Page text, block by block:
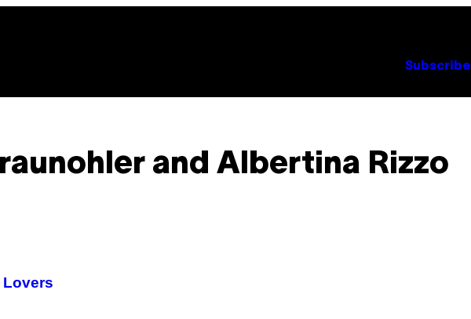
Subscribe
and Albertina Rizzo
Lovers